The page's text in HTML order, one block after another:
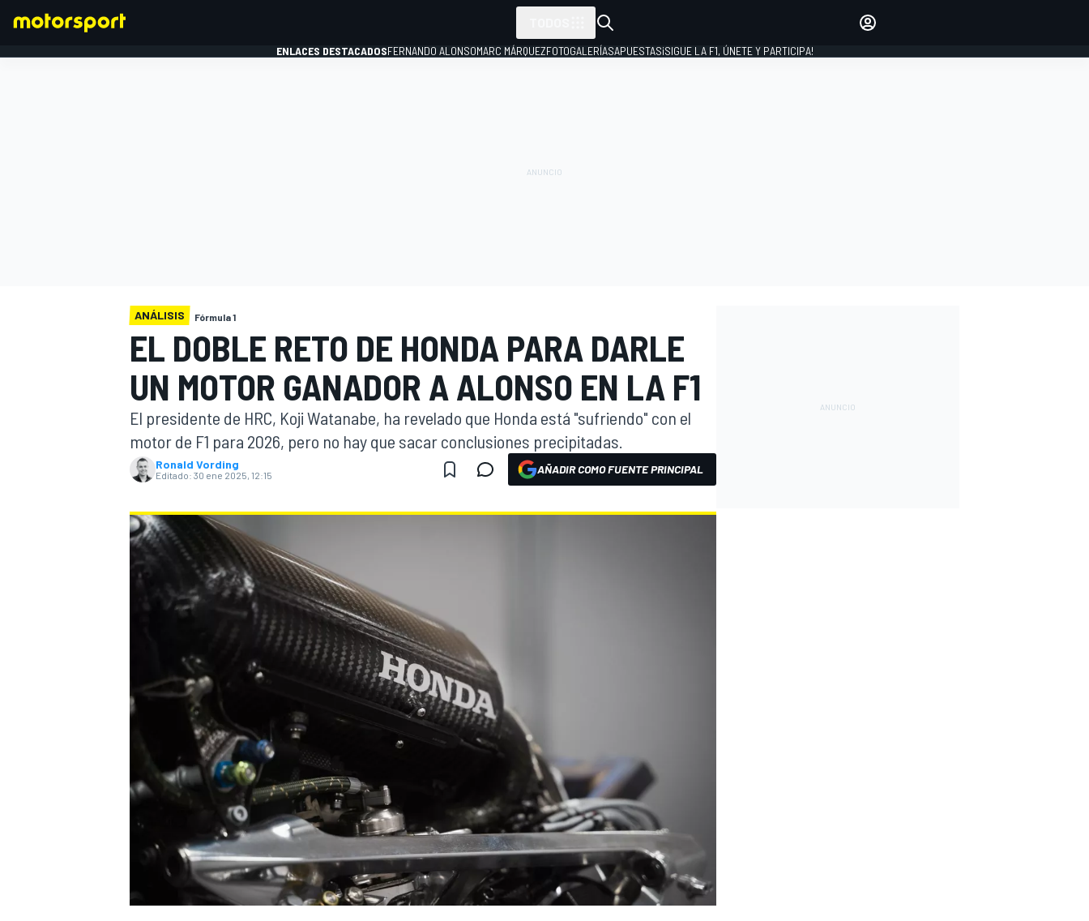
FÓRMULA E
ENLACES DESTACADOSFERNANDO ALONSOMARC MÁRQUEZFOTOGALERÍASAPUESTAS¡SIGUE LA F1, ÚNETE Y PARTICIPA!
ANÁLISIS Fórmula 1
EL DOBLE RETO DE HONDA PARA DARLE
UN MOTOR GANADOR A ALONSO EN LA F1
El presidente de HRC, Koji Watanabe, ha revelado que Honda está "sufriendo" con el
motor de F1 para 2026, pero no hay que sacar conclusiones precipitadas.
Ronald Vording
Editado: 30 ene 2025, 12:15 AÑADIR COMO FUENTE PRINCIPAL